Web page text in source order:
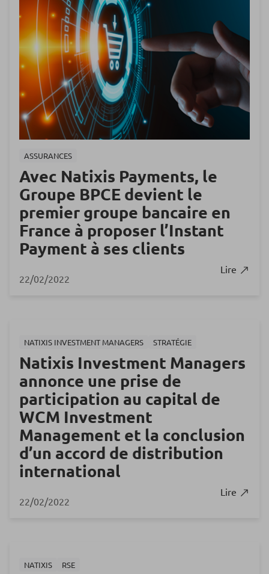
ASSURANCES
Avec Natixis Payments, le
Groupe BPCE devient le
premier groupe bancaire en
France à proposer l’Instant
Payment à ses clients
22/02/2022
Lire
NATIXIS INVESTMENT MANAGERS STRATÉGIE
Natixis Investment Managers
annonce une prise de
participation au capital de
WCM Investment
Management et la conclusion
d’un accord de distribution
international
22/02/2022
Lire
NATIXIS RSE